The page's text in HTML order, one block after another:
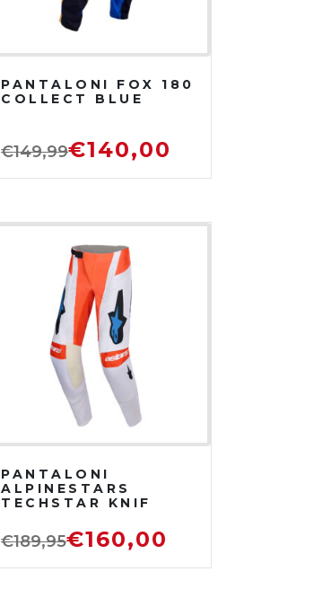
PANTALONI FOX 180
COLLECT BLUE
€149,99€140,00
PANTALONI
ALPINESTARS
TECHSTAR KNIF
€189,95€160,00